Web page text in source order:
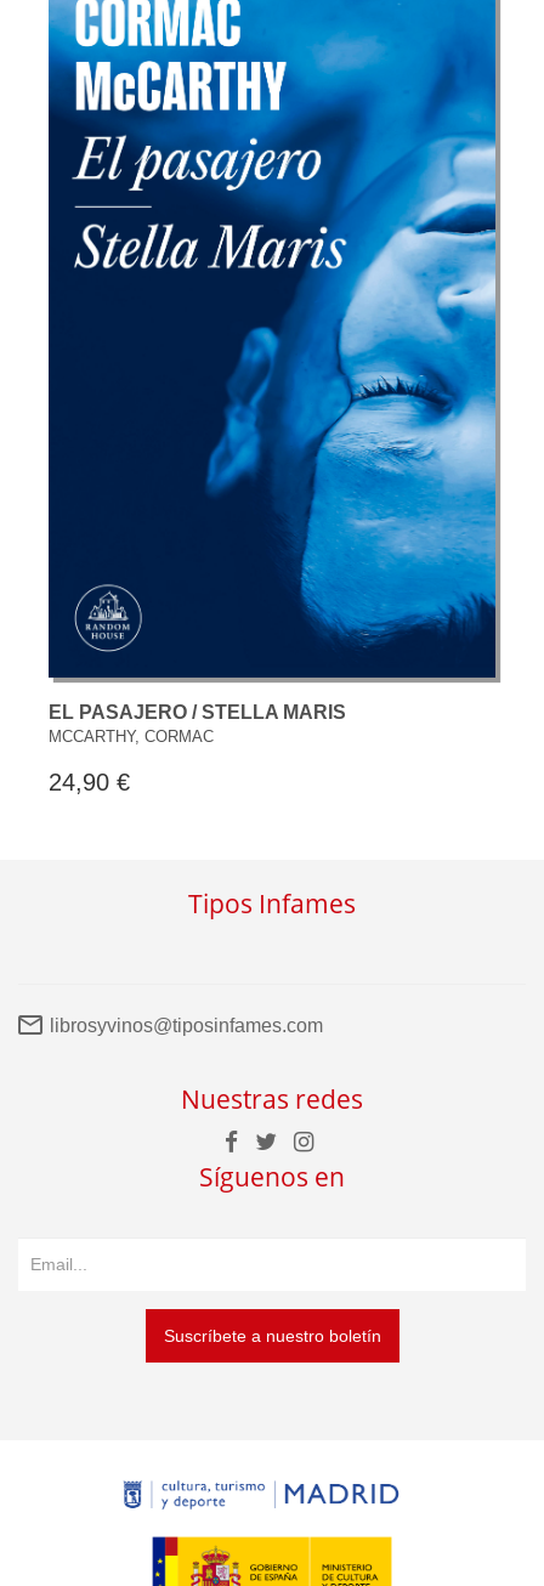
EL PASAJERO / STELLA MARIS
MCCARTHY, CORMAC
24,90 €
Tipos Infames
librosyvinos@tiposinfames.com
Nuestras redes
Síguenos en
Suscríbete a nuestro boletín